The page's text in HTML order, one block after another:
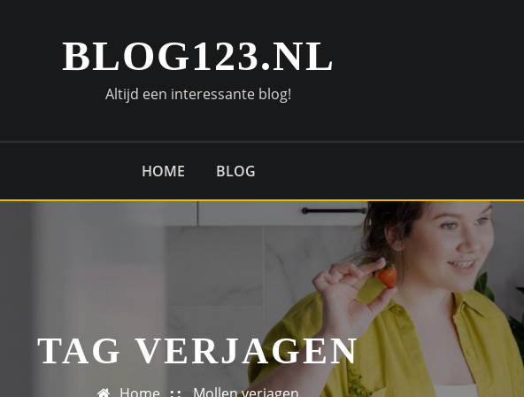
BLOG123.NL
Altijd een interessante blog!
HOME BLOG
TAG VERJAGEN